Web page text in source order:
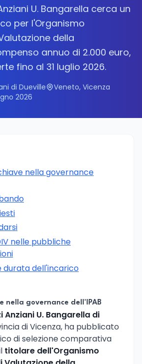
U. Bangarella cerca un
per l'Organismo
della
annuo di 2.000 euro,
fino al 31 luglio 2026.
di Dueville
Veneto, Vicenza
2026
nella governance
nelle pubbliche
durata dell'incarico
nella governance dell'IPAB
Anziani U. Bangarella di
di Vicenza, ha pubblicato
di selezione comparativa
titolare dell'Organismo